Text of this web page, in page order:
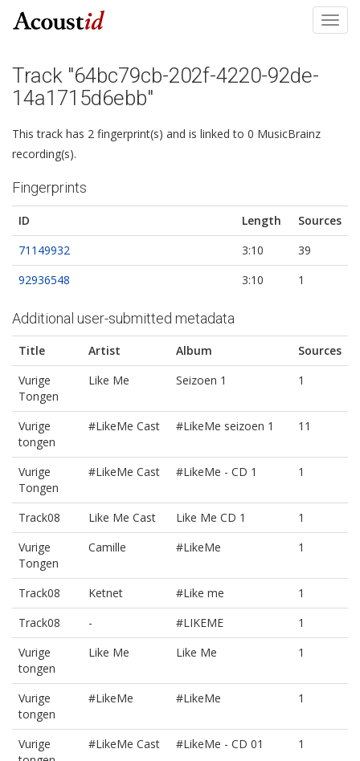
Track "64bc79cb-202f-4220-92de-
14a1715d6ebb"
This track has 2 fingerprint(s) and is linked to 0 MusicBrainz
recording(s).
Fingerprints
ID Length
Sources
71149932
3:10
39
92936548
3:10 1
Additional user-submitted metadata
Title Artist Album
Sources
Vurige
Tongen
Like Me Seizoen 1 1
Vurige
tongen
#LikeMe Cast #LikeMe seizoen 1 11
Vurige
Tongen
#LikeMe Cast #LikeMe - CD 1 1
Track08 Like Me Cast Like Me CD 1
1
Vurige
Tongen
Camille #LikeMe 1
Track08 Ketnet #Like me
1
Track08
- #LIKEME
1
Vurige
tongen
Like Me Like Me 1
Vurige
tongen
#LikeMe #LikeMe 1
Vurige
#LikeMe Cast #LikeMe - CD 01 1